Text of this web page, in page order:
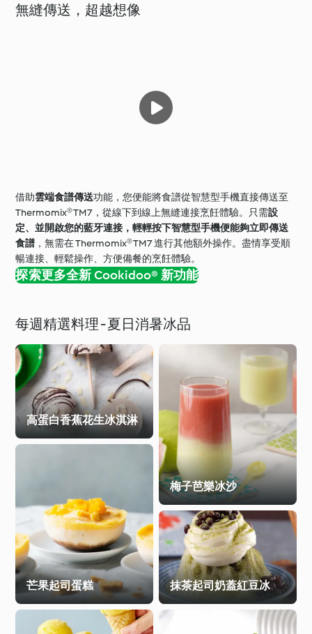
無縫傳送，超越想像
借助雲端食譜傳送功能，您便能將食譜從智慧型手機直接傳送至
Thermomix® TM7，從線下到線上無縫連接烹飪體驗。只需設
定、並開啟您的藍牙連接，輕輕按下智慧型手機便能夠立即傳送
食譜，無需在 Thermomix® TM7 進行其他額外操作。盡情享受順
暢連接、輕鬆操作、方便備餐的烹飪體驗。
探索更多全新 Cookidoo® 新功能
每週精選料理 - 夏日消暑冰品
高蛋白香蕉花生冰淇淋
芒果起司蛋糕
梅子芭樂冰沙
抹茶起司奶蓋紅豆冰